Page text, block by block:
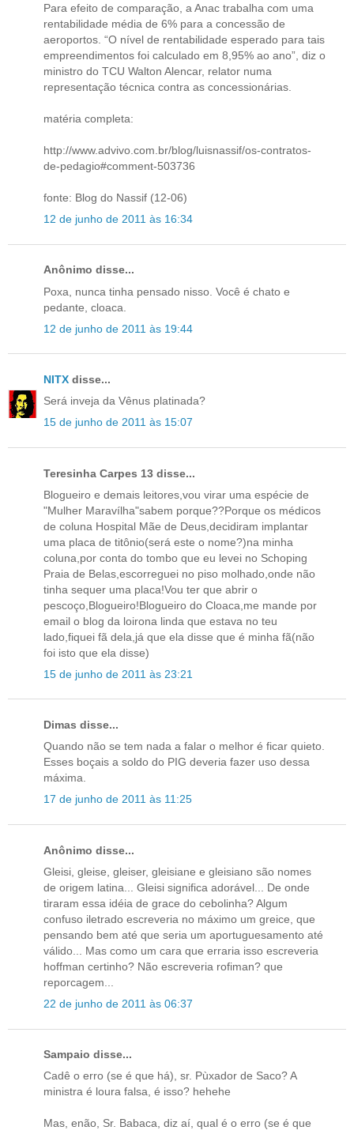
Para efeito de comparação, a Anac trabalha com uma
rentabilidade média de 6% para a concessão de
aeroportos. “O nível de rentabilidade esperado para tais
empreendimentos foi calculado em 8,95% ao ano”, diz o
ministro do TCU Walton Alencar, relator numa
representação técnica contra as concessionárias.
matéria completa:
http://www.advivo.com.br/blog/luisnassif/os-contratos-
de-pedagio#comment-503736
fonte: Blog do Nassif (12-06)
12 de junho de 2011 às 16:34
Anônimo disse...
Poxa, nunca tinha pensado nisso. Você é chato e
pedante, cloaca.
12 de junho de 2011 às 19:44
NITX disse...
Será inveja da Vênus platinada?
15 de junho de 2011 às 15:07
Teresinha Carpes 13 disse...
Blogueiro e demais leitores,vou virar uma espécie de
"Mulher Maravílha"sabem porque??Porque os médicos
de coluna Hospital Mãe de Deus,decidiram implantar
uma placa de titônio(será este o nome?)na minha
coluna,por conta do tombo que eu levei no Schoping
Praia de Belas,escorreguei no piso molhado,onde não
tinha sequer uma placa!Vou ter que abrir o
pescoço,Blogueiro!Blogueiro do Cloaca,me mande por
email o blog da loirona linda que estava no teu
lado,fiquei fã dela,já que ela disse que é minha fã(não
foi isto que ela disse)
15 de junho de 2011 às 23:21
Dimas disse...
Quando não se tem nada a falar o melhor é ficar quieto.
Esses boçais a soldo do PIG deveria fazer uso dessa
máxima.
17 de junho de 2011 às 11:25
Anônimo disse...
Gleisi, gleise, gleiser, gleisiane e gleisiano são nomes
de origem latina... Gleisi significa adorável... De onde
tiraram essa idéia de grace do cebolinha? Algum
confuso iletrado escreveria no máximo um greice, que
pensando bem até que seria um aportuguesamento até
válido... Mas como um cara que erraria isso escreveria
hoffman certinho? Não escreveria rofiman? que
reporcagem...
22 de junho de 2011 às 06:37
Sampaio disse...
Cadê o erro (se é que há), sr. Pùxador de Saco? A
ministra é loura falsa, é isso? hehehe
Mas, enão, Sr. Babaca, diz aí, qual é o erro (se é que